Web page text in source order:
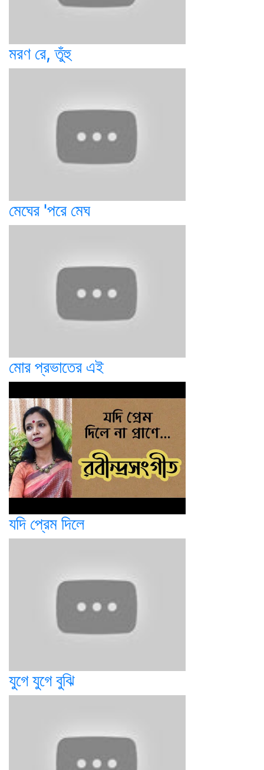
মরণ রে, তুঁহু
মেঘের 'পরে মেঘ
মোর প্রভাতের এই
যদি প্রেম দিলে
যুগে যুগে বুঝি